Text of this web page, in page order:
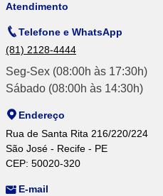
Atendimento
Telefone e WhatsApp
(81) 2128-4444
Seg-Sex (08:00h às 17:30h)
Sábado (08:00h às 14:30h)
Endereço
Rua de Santa Rita 216/220/224
São José - Recife - PE
CEP: 50020-320
E-mail